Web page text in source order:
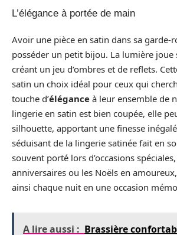
L’élégance à portée de main
Avoir une pièce en satin dans sa garde-
posséder un petit bijou. La lumière joue
créant un jeu d’ombres et de reflets.
satin un choix idéal pour ceux qui
touche d’élégance à leur ensemble de
lingerie en satin est bien coupée, elle
silhouette, apportant une finesse
séduisant de la lingerie satinée fait en
souvent porté lors d’occasions
anniversaires ou les Noëls en
ainsi chaque nuit en une occasion
A lire aussi : Brassière